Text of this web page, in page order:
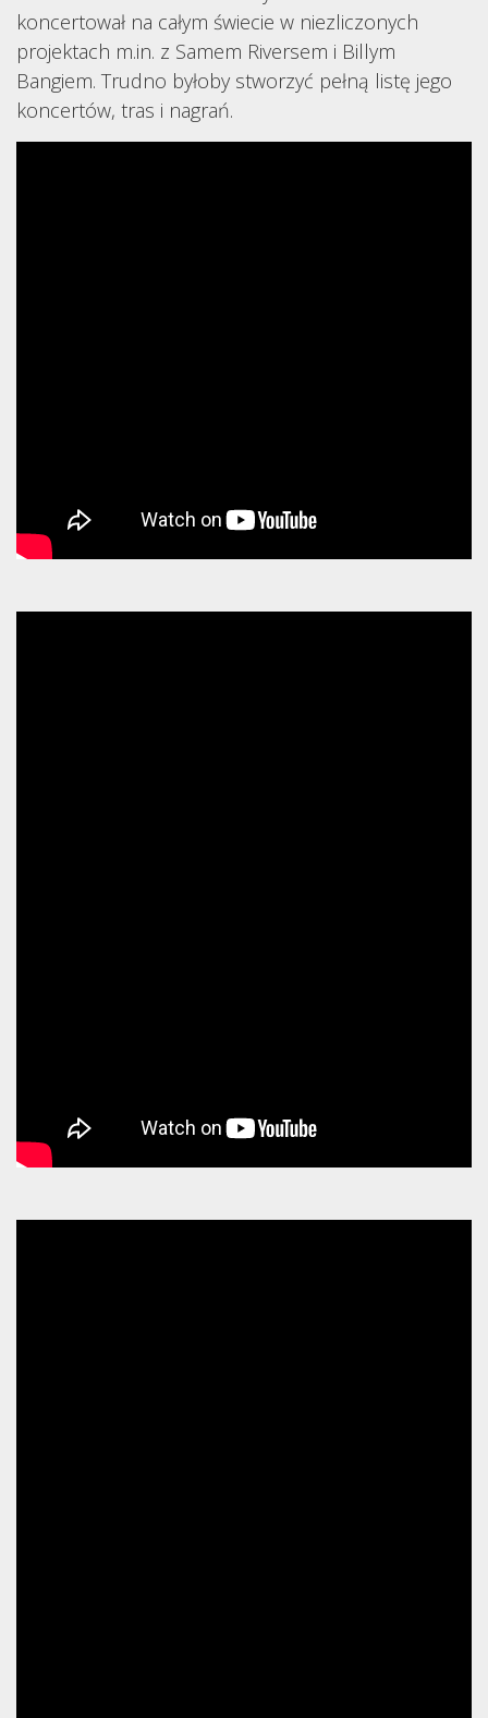
koncertował na całym świecie w niezliczonych
projektach m.in. z Samem Riversem i Billym
Bangiem. Trudno byłoby stworzyć pełną listę jego
koncertów, tras i nagrań.